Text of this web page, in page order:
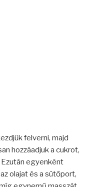
felverni, majd
hozzáadjuk a cukrot,
Ezután egyenként
olajat és a sütőport,